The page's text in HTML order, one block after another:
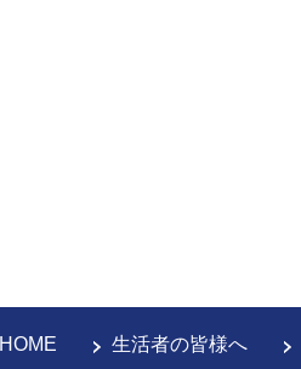
HOME 生活者の皆様へ